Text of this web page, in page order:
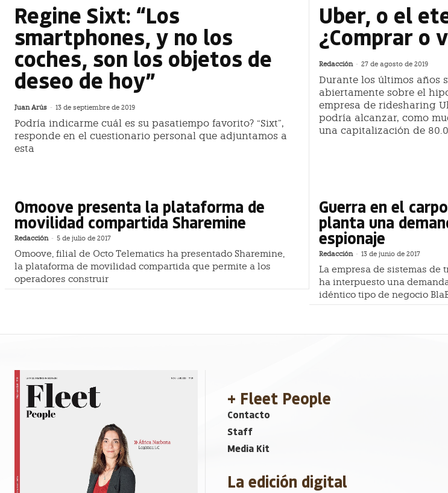
Regine Sixt: “Los
smartphones, y no los
coches, son los objetos de
deseo de hoy”
Juan Arús - 13 de septiembre de 2019
Podría indicarme cuál es su pasatiempo favorito? “Sixt”,
responde en el cuestionario personal que adjuntamos a
esta
Uber, o el
¿Comprar o
Redacción - 27 de agosto de 2019
Durante los últimos años
abiertamente sobre el
empresa de ridesharing
podría alcanzar, como
una capitalización de
Omoove presenta la plataforma de
movilidad compartida Sharemine
Redacción - 5 de julio de 2017
Omoove, filial de Octo Telematics ha presentado Sharemine,
la plataforma de movilidad compartida que permite a los
operadores construir
Guerra en el
planta una
espionaje
Redacción - 13 de junio de 2017
La empresa de sistemas de
ha interpuesto una
idéntico tipo de negocio
+ Fleet People
Contacto
Staff
Media Kit
La edición digital